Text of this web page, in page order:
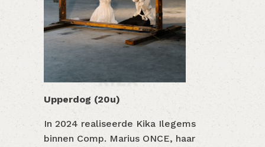
Upperdog (20u)
In 2024 realiseerde Kika Ilegems
binnen Comp. Marius ONCE, haar